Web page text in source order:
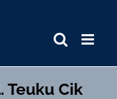
Teuku Cik